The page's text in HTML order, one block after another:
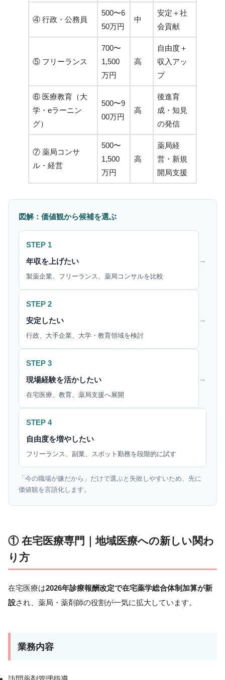
④ 行政・公務員
500〜6
50万円
中
安定＋社
会貢献
⑤ フリーランス
700〜
1,500
万円
高
自由度＋
収入アッ
プ
⑥ 医療教育（大
学・eラーニン
グ）
500〜9
00万円
高
後進育
成・知見
の発信
⑦ 薬局コンサ
ル・経営
500〜
1,500
万円
高
薬局経
営・新規
開局支援
図解：価値観から候補を選ぶ
STEP 1
年収を上げたい
製薬企業、フリーランス、薬局コンサルを比較
→
STEP 2
安定したい
行政、大手企業、大学・教育領域を検討
→
STEP 3
現場経験を活かしたい
在宅医療、教育、薬局支援へ展開
→
STEP 4
自由度を増やしたい
フリーランス、副業、スポット勤務を段階的に試す
「今の職場が嫌だから」だけで選ぶと失敗しやすいため、先に
価値観を言語化します。
① 在宅医療専門｜地域医療への新しい関わ
り方
在宅医療は2026年診療報酬改定で在宅薬学総合体制加算が新
設され、薬局・薬剤師の役割が一気に拡大しています。
業務内容